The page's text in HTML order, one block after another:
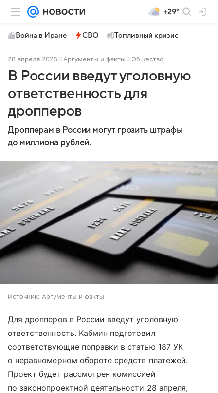
+29°
Война в Иране СВО Топливный кризис
28 апреля 2025 Аргументы и факты Общество
В России введут уголовную
ответственность для
дропперов
Дропперам в России могут грозить штрафы
до миллиона рублей.
Источник: Аргументы и факты
Для дропперов в России введут уголовную
ответственность. Кабмин подготовил
соответствующие поправки в статью 187 УК
о неравномерном обороте средств платежей.
Проект будет рассмотрен комиссией
по законопроектной деятельности 28 апреля,